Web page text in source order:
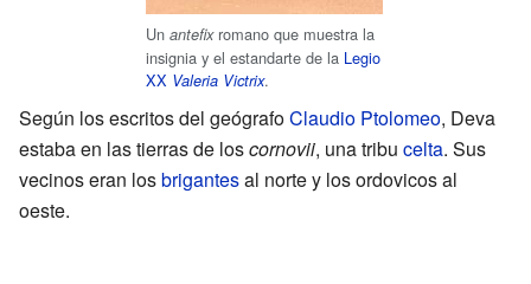
Un antefixromano que muestra la
insignia y el estandarte de la Legio
XX Valeria Victrix.
Según los escritos del geógrafoClaudio Ptolomeo, Deva
estaba en las tierras de loscornovii, una tribu celta. Sus
vecinos eran losbrigantesal norte y los ordovicos al
oeste.